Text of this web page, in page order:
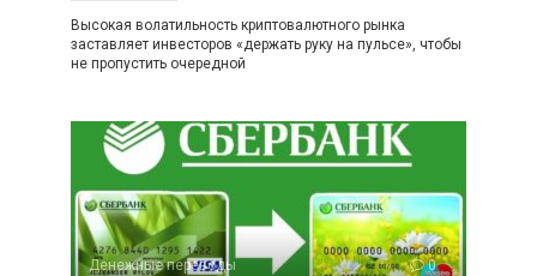
Высокая волатильность криптовалютного рынка
заставляет инвесторов «держать руку на пульсе», чтобы
не пропустить очередной
Денежные переводы 0